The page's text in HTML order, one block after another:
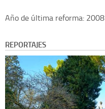
Año de última reforma: 2008
REPORTAJES